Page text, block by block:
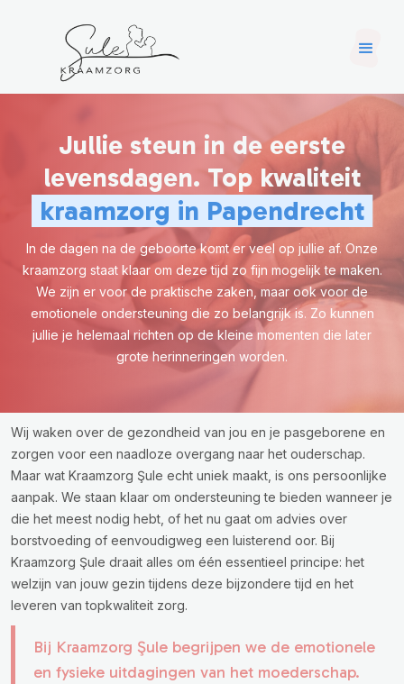
Jullie steun in de eerste
levensdagen. Top kwaliteit
kraamzorg in Papendrecht
In de dagen na de geboorte komt er veel op jullie af. Onze
kraamzorg staat klaar om deze tijd zo fijn mogelijk te maken.
We zijn er voor de praktische zaken, maar ook voor de
emotionele ondersteuning die zo belangrijk is. Zo kunnen
jullie je helemaal richten op de kleine momenten die later
grote herinneringen worden.
Wij waken over de gezondheid van jou en je pasgeborene en
zorgen voor een naadloze overgang naar het ouderschap.
Maar wat Kraamzorg Şule echt uniek maakt, is ons persoonlijke
aanpak. We staan klaar om ondersteuning te bieden wanneer je
die het meest nodig hebt, of het nu gaat om advies over
borstvoeding of eenvoudigweg een luisterend oor. Bij
Kraamzorg Şule draait alles om één essentieel principe: het
welzijn van jouw gezin tijdens deze bijzondere tijd en het
leveren van topkwaliteit zorg.
Bij Kraamzorg Şule begrijpen we de emotionele
en fysieke uitdagingen van het moederschap.